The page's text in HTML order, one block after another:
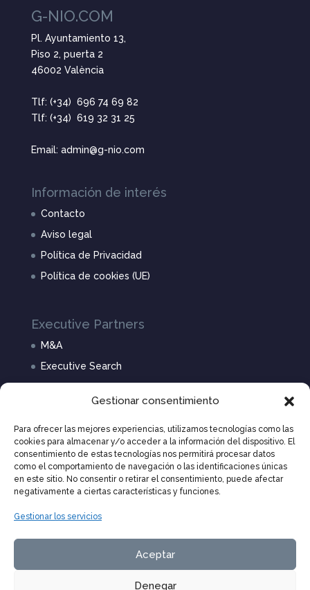
Gestionar consentimiento
Para ofrecer las mejores experiencias, utilizamos tecnologías como las
cookies para almacenar y/o acceder a la información del dispositivo. El
consentimiento de estas tecnologías nos permitirá procesar datos
como el comportamiento de navegación o las identificaciones únicas
en este sitio. No consentir o retirar el consentimiento, puede afectar
negativamente a ciertas características y funciones.
Gestionar los servicios
Aceptar
Denegar
G-NIO.COM
Pl. Ayuntamiento 13,
Piso 2, puerta 2
46002 València
Tlf: (+34) 696 74 69 82
Tlf: (+34) 619 32 31 25
Email: admin@g-nio.com
Información de interés
Contacto
Aviso legal
Política de Privacidad
Política de cookies (UE)
Executive Partners
M&A
Executive Search
Noticias
Divisiones
Hospitality, Tourism & Real Estate
Tech, Industry & Retail
Engineering, Construction & Energy